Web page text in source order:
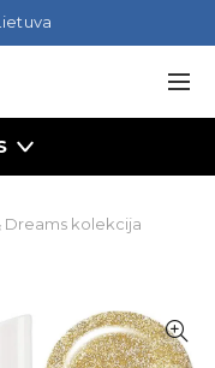
Dreams kolekcija